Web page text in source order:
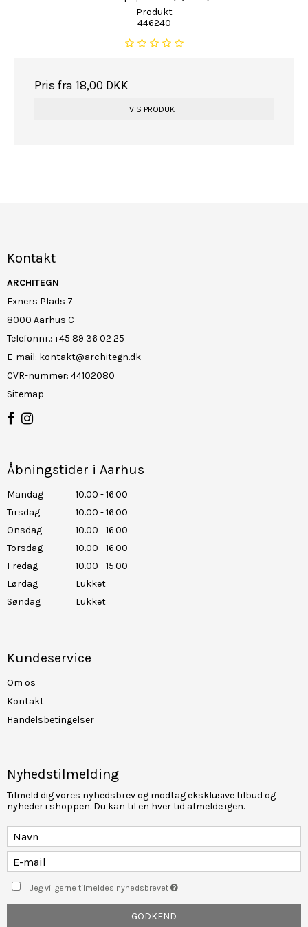
Produkt
446240
Pris fra 18,00 DKK
VIS PRODUKT
Kontakt
ARCHITEGN
Exners Plads 7
8000 Aarhus C
Telefonnr.: +45 89 36 02 25
E-mail: kontakt@architegn.dk
CVR-nummer: 44102080
Sitemap
Åbningstider i Aarhus
Mandag
10.00 - 16.00
Tirsdag
10.00 - 16.00
Onsdag
10.00 - 16.00
Torsdag
10.00 - 16.00
Fredag
10.00 - 15.00
Lørdag
Lukket
Søndag
Lukket
Kundeservice
Om os
Kontakt
Handelsbetingelser
Nyhedstilmelding
Tilmeld dig vores nyhedsbrev og modtag eksklusive tilbud og
nyheder i shoppen. Du kan til en hver tid afmelde igen.
Jeg vil gerne tilmeldes nyhedsbrevet
GODKEND